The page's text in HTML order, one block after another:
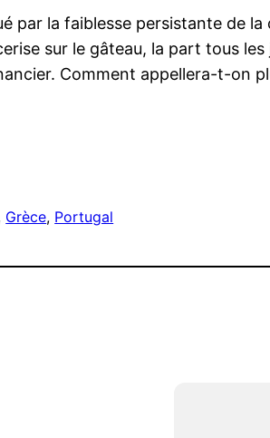
par la faiblesse persistante de
sur le gâteau, la part tous les
Comment appellera-t-on
Grèce, Portugal